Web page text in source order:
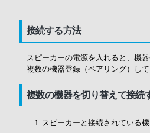
接続する方法
スピーカーの電源を入れると、機
複数の機器登録（ペアリング）し
複数の機器を切り替えて接続
スピーカーと接続されている機